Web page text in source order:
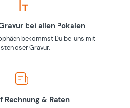
bei allen Pokalen
bekommst Du bei uns mit
Gravur.
Rechnung & Raten